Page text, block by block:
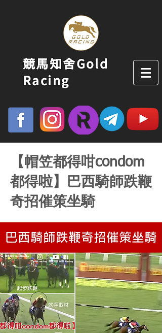
競馬知舍Gold
Racing
【帽笠都得咁condom
都得啦】巴西騎師跌鞭
奇招催策坐騎